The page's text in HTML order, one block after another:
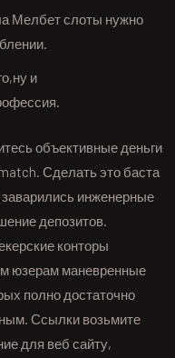
Мелбет слоты нужно
и
объективные деньги
Сделать это баста
заварились инженерные
депозитов.
конторы
юзерам маневренные
полно достаточно
Ссылки возьмите
для веб сайту,